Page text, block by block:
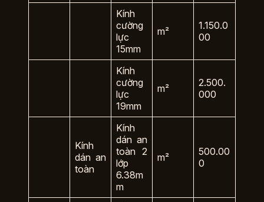
Kính
cường
lực
15mm
m²
1.150.0
00
Kính
cường
lực
19mm
m²
2.500.
000
Kính
dán an
toàn
Kính
dán an
toàn 2
lớp
6.38m
m
m²
500.00
0